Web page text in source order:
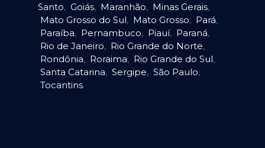
Santo, Goiás, Maranhão, Minas Gerais,
Mato Grosso do Sul, Mato Grosso, Pará,
Paraíba, Pernambuco, Piauí, Paraná,
Rio de Janeiro, Rio Grande do Norte,
Rondônia, Roraima, Rio Grande do Sul,
Santa Catarina, Sergipe, São Paulo,
Tocantins.